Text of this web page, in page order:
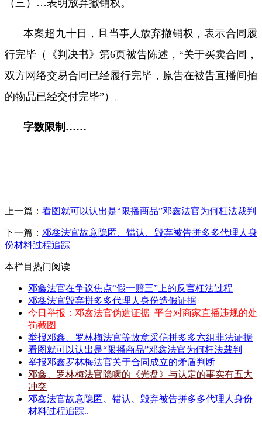
（三） …表明放弃撤销权。
本案超九十日，且当事人放弃撤销权，表示合同履
行完毕（《判决书》第6页被告陈述，“关于买卖合同，
双方网络交易合同已经履行完毕，原告在被告直播间拍
的物品已经交付完毕”）。
字数限制 ……
上一篇： 看图就可以认出是“限播商品”邓鑫法官为何枉法裁判
下一篇： 邓鑫法官故意隐匿、错认、毁弃被告拼多多代理人身
份材料过程追踪
本栏目热门阅读
邓鑫法官在争议焦点“假一赔三”上的反言枉法过程
邓鑫法官毁弃拼多多代理人身份造假证据
今日举报：邓鑫法官伪造证据_平台对商家直播违规的处
罚截图
举报邓鑫、罗林梅法官等故意采信拼多多六组非法证据
看图就可以认出是“限播商品”邓鑫法官为何枉法裁判
举报邓鑫罗林梅法官关于合同成立的矛盾判断
邓鑫、罗林梅法官隐瞒的《光盘》与认定的事实有五大
冲突
邓鑫法官故意隐匿、错认、毁弃被告拼多多代理人身份
材料过程追踪..